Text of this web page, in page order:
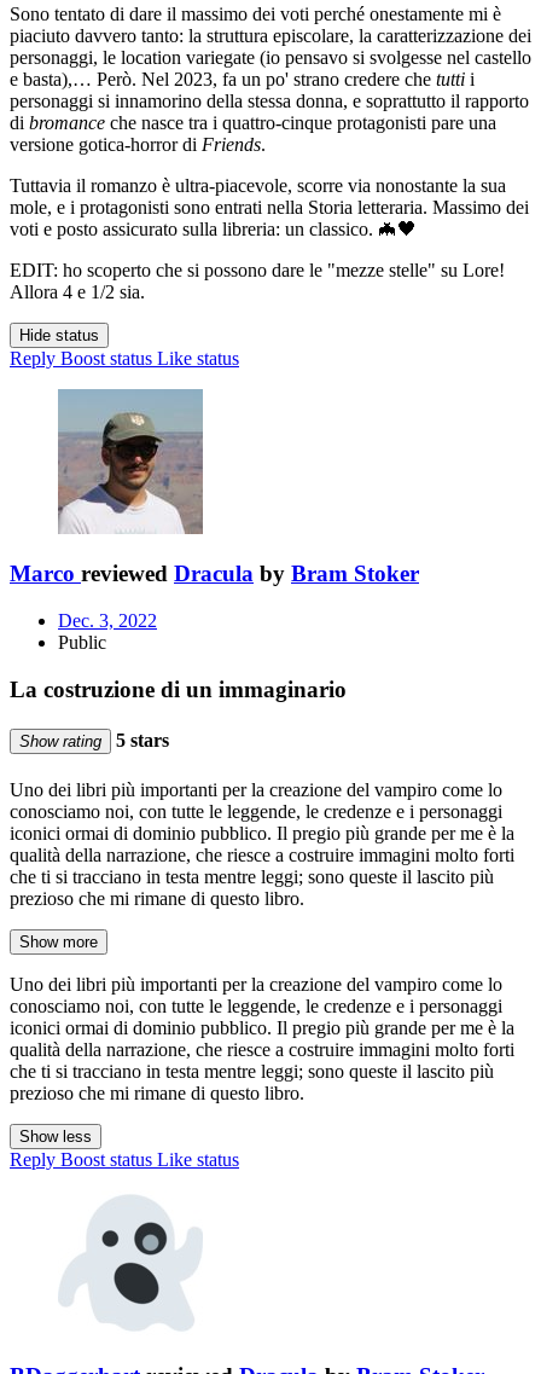
Sono tentato di dare il massimo dei voti perché onestamente mi è
piaciuto davvero tanto: la struttura episcolare, la caratterizzazione dei
personaggi, le location variegate (io pensavo si svolgesse nel castello
e basta),… Però. Nel 2023, fa un po' strano credere che tutti i
personaggi si innamorino della stessa donna, e soprattutto il rapporto
di bromance che nasce tra i quattro-cinque protagonisti pare una
versione gotica-horror di Friends.
Tuttavia il romanzo è ultra-piacevole, scorre via nonostante la sua
mole, e i protagonisti sono entrati nella Storia letteraria. Massimo dei
voti e posto assicurato sulla libreria: un classico. 🦇🖤
EDIT: ho scoperto che si possono dare le "mezze stelle" su Lore!
Allora 4 e 1/2 sia.
Hide status
Reply Boost status Like status
Marco reviewed Dracula by Bram Stoker
Dec. 3, 2022
Public
La costruzione di un immaginario
Show rating 5 stars
Uno dei libri più importanti per la creazione del vampiro come lo
conosciamo noi, con tutte le leggende, le credenze e i personaggi
iconici ormai di dominio pubblico. Il pregio più grande per me è la
qualità della narrazione, che riesce a costruire immagini molto forti
che ti si tracciano in testa mentre leggi; sono queste il lascito più
prezioso che mi rimane di questo libro.
Show more
Uno dei libri più importanti per la creazione del vampiro come lo
conosciamo noi, con tutte le leggende, le credenze e i personaggi
iconici ormai di dominio pubblico. Il pregio più grande per me è la
qualità della narrazione, che riesce a costruire immagini molto forti
che ti si tracciano in testa mentre leggi; sono queste il lascito più
prezioso che mi rimane di questo libro.
Show less
Reply Boost status Like status